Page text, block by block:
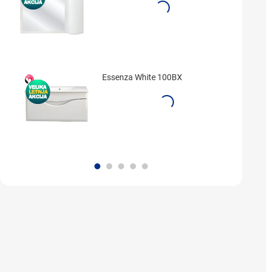
Essenza White 100BX